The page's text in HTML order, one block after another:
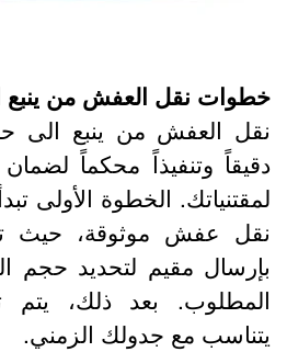
نقل العفش من ينبع
العفش من ينبع الى
وتنفيذاً محكماً
الخطوة الأولى
عفش موثوقة، حيث
مقيم لتحديد حجم
بعد ذلك، يتم
مع جدولك الزمني.